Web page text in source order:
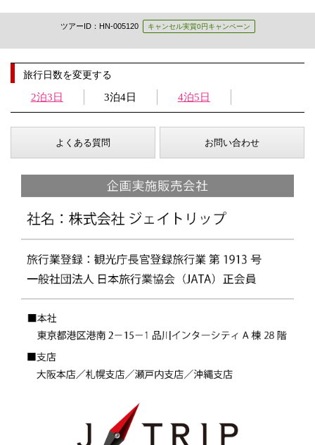
ツアーID：HN-005120 キャンセル実質0円キャンペーン
旅行日数を変更する
2泊3日 3泊4日 4泊5日
よくある質問 お問い合わせ